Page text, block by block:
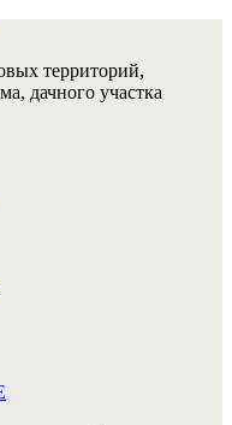
территорий,
дачного участка